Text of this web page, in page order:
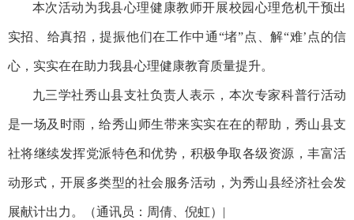
本次活动为我县心理健康教师开展校园心理危机干预出
实招、给真招，提振他们在工作中通“堵”点、解“难’点的信
心，实实在在助力我县心理健康教育质量提升。
九三学社秀山县支社负责人表示，本次专家科普行活动
是一场及时雨，给秀山师生带来实实在在的帮助，秀山县支
社将继续发挥党派特色和优势，积极争取各级资源，丰富活
动形式，开展多类型的社会服务活动，为秀山县经济社会发
展献计出力。（通讯员：周倩、倪虹）|